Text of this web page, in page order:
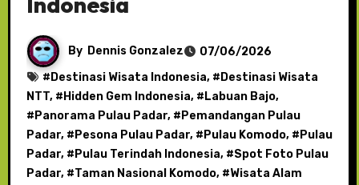
By Dennis Gonzalez
07/06/2026
#Destinasi Wisata Indonesia, #Destinasi Wisata
NTT, #Hidden Gem Indonesia, #Labuan Bajo,
#Panorama Pulau Padar, #Pemandangan Pulau
Padar, #Pesona Pulau Padar, #Pulau Komodo, #Pulau
Padar, #Pulau Terindah Indonesia, #Spot Foto Pulau
Padar, #Taman Nasional Komodo, #Wisata Alam